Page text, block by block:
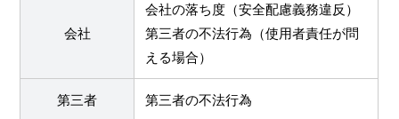
会社
会社の落ち度（安全配慮義務違反）
第三者の不法行為（使用者責任が問
える場合）
第三者 第三者の不法行為